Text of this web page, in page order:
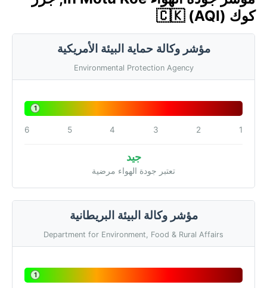
كوك 🇨🇰 (AQI)
مؤشر وكالة حماية البيئة الأمريكية
Environmental Protection Agency
1
1
2
3
4
5
6
جيد
تعتبر جودة الهواء مرضية
مؤشر وكالة البيئة البريطانية
Department for Environment, Food & Rural Affairs
1